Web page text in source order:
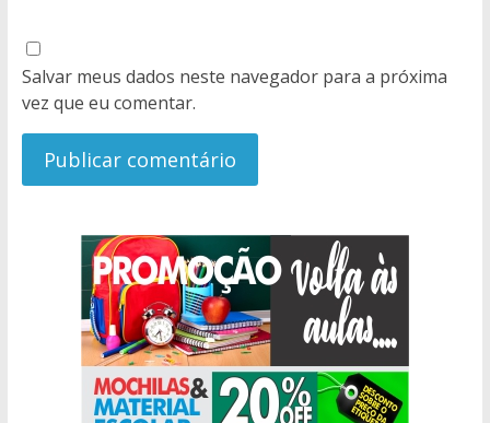
Salvar meus dados neste navegador para a próxima
vez que eu comentar.